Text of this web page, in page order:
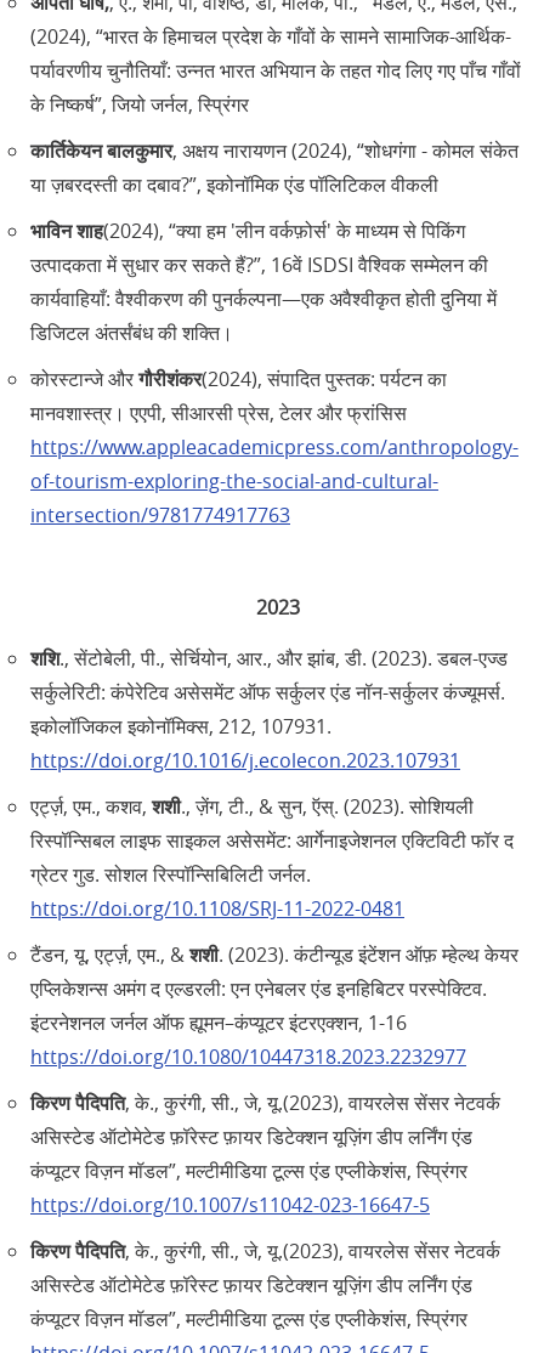
(2024), “भारत के हिमाचल प्रदेश के गाँवों के सामने सामाजिक-आर्थिक-
पर्यावरणीय चुनौतियाँ: उन्नत भारत अभियान के तहत गोद लिए गए पाँच गाँवों
के निष्कर्ष”, जियो जर्नल, स्प्रिंगर
कार्तिकेयन बालकुमार, अक्षय नारायणन (2024), “शोधगंगा - कोमल संकेत
या ज़बरदस्ती का दबाव?”, इकोनॉमिक एंड पॉलिटिकल वीकली
भाविन शाह(2024), “क्या हम 'लीन वर्कफ़ोर्स' के माध्यम से पिकिंग
उत्पादकता में सुधार कर सकते हैं?”, 16वें ISDSI वैश्विक सम्मेलन की
कार्यवाहियाँ: वैश्वीकरण की पुनर्कल्पना—एक अवैश्वीकृत होती दुनिया में
डिजिटल अंतर्संबंध की शक्ति।
कोरस्टान्जे औरगौरीशंकर(2024), संपादित पुस्तक: पर्यटन का
मानवशास्त्र। एएपी, सीआरसी प्रेस, टेलर और फ्रांसिस
https://www.appleacademicpress.com/anthropology-
of-tourism-exploring-the-social-and-cultural-
intersection/9781774917763
2023
शशि., सेंटोबेली, पी., सेर्चियोन, आर., और झांब, डी. (2023). डबल-एज्ड
सर्कुलेरिटी: कंपेरेटिव असेसमेंट ऑफ सर्कुलर एंड नॉन-सर्कुलर कंज्यूमर्स.
इकोलॉजिकल इकोनॉमिक्स, 212, 107931.
https://doi.org/10.1016/j.ecolecon.2023.107931
एर्ट्ज़, एम., कशव,शशी., ज़ेंग, टी., & सुन, ऍस्‌. (2023). सोशियली
रिस्पॉन्सिबल लाइफ साइकल असेसमेंट: आर्गेनाइजेशनल एक्टिविटी फॉर द
ग्रेटर गुड. सोशल रिस्पॉन्सिबिलिटी जर्नल.
https://doi.org/10.1108/SRJ-11-2022-0481
टैंडन, यू, एर्ट्ज़, एम., &शशी. (2023). कंटीन्यूड इंटेंशन ऑफ़ म्हेल्थ केयर
एप्लिकेशन्स अमंग द एल्डरली: एन एनेबलर एंड इनहिबिटर परस्पेक्टिव.
इंटरनेशनल जर्नल ऑफ ह्यूमन–कंप्यूटर इंटरएक्शन, 1-16
https://doi.org/10.1080/10447318.2023.2232977
किरण पैदिपति, के., कुरंगी, सी., जे, यू.(2023), वायरलेस सेंसर नेटवर्क
असिस्टेड ऑटोमेटेड फ़ॉरेस्ट फ़ायर डिटेक्शन यूज़िंग डीप लर्निंग एंड
कंप्यूटर विज़न मॉडल”, मल्टीमीडिया टूल्स एंड एप्लीकेशंस, स्प्रिंगर
https://doi.org/10.1007/s11042-023-16647-5
किरण पैदिपति, के., कुरंगी, सी., जे, यू.(2023), वायरलेस सेंसर नेटवर्क
असिस्टेड ऑटोमेटेड फ़ॉरेस्ट फ़ायर डिटेक्शन यूज़िंग डीप लर्निंग एंड
कंप्यूटर विज़न मॉडल”, मल्टीमीडिया टूल्स एंड एप्लीकेशंस, स्प्रिंगर